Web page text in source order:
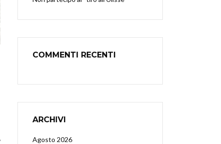
COMMENTI RECENTI
ARCHIVI
Agosto 2026